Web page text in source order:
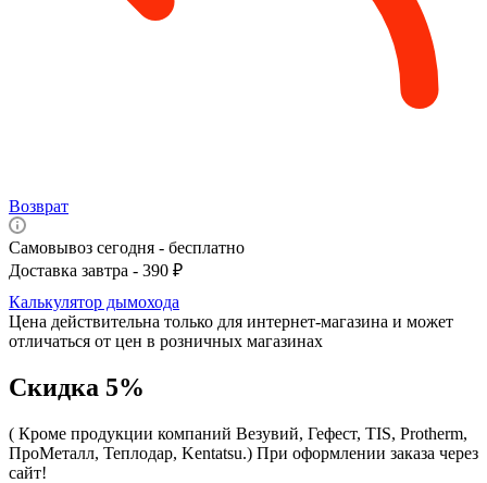
Возврат
Самовывоз сегодня - бесплатно
Доставка завтра - 390 ₽
Калькулятор дымохода
Цена действительна только для интернет-магазина и может
отличаться от цен в розничных магазинах
Скидка 5%
( Кроме продукции компаний Везувий, Гефест, TIS, Protherm,
ПроМеталл, Теплодар, Kentatsu.) При оформлении заказа через
сайт!